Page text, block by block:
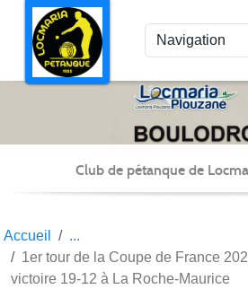
Club de pétanque de
Accueil
1er tour de la Coupe de France
victoire 19-12 à La Roche-Maurice
Panneau de gestion des cookies